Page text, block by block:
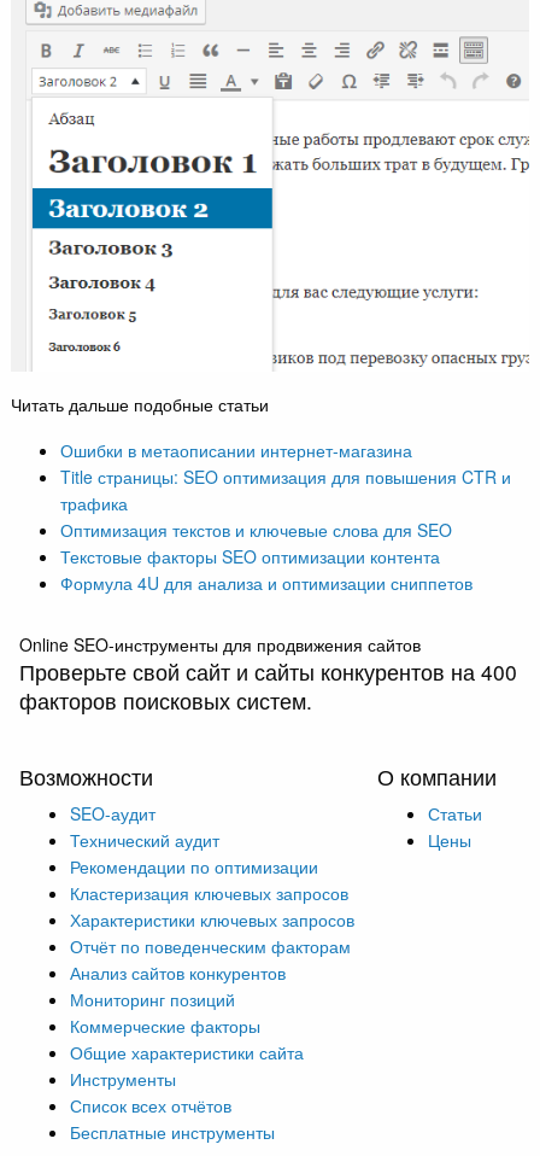
Читать дальше подобные статьи
Ошибки в метаописании интернет-магазина
Title страницы: SEO оптимизация для повышения CTR и
трафика
Оптимизация текстов и ключевые слова для SEO
Текстовые факторы SEO оптимизации контента
Формула 4U для анализа и оптимизации сниппетов
Online SEO-инструменты для продвижения сайтов
Проверьте свой сайт и сайты конкурентов на 400
факторов поисковых систем.
Возможности
SEO-аудит
Технический аудит
Рекомендации по оптимизации
Кластеризация ключевых запросов
Характеристики ключевых запросов
Отчёт по поведенческим факторам
Анализ сайтов конкурентов
Мониторинг позиций
Коммерческие факторы
Общие характеристики сайта
Инструменты
Список всех отчётов
Бесплатные инструменты
О компании
Статьи
Цены